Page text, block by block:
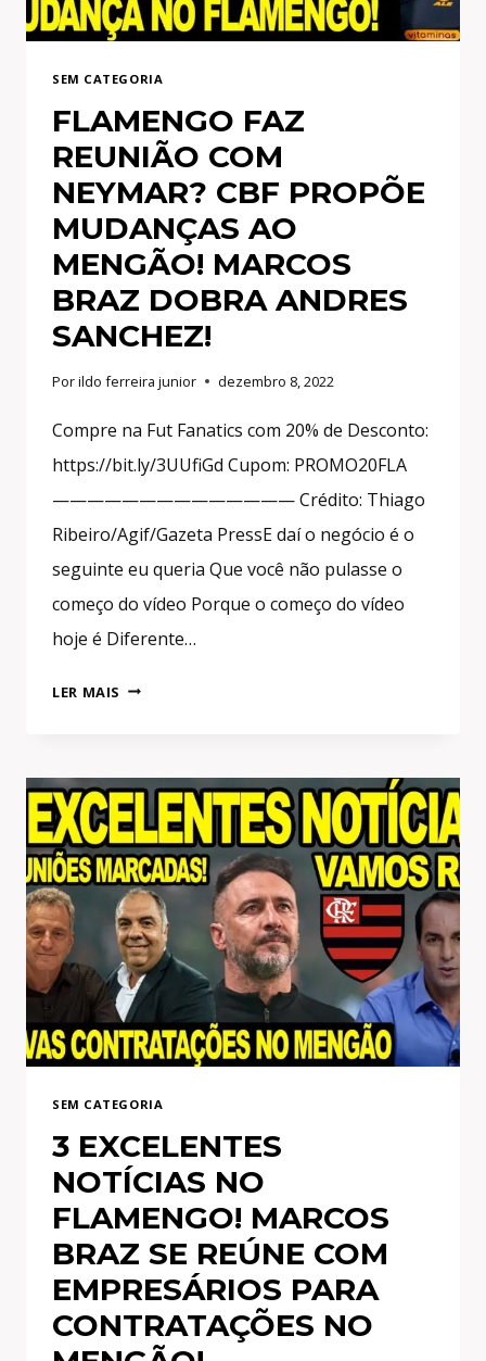
TODO
MUNDO!
SEM CATEGORIA
FLAMENGO FAZ
REUNIÃO COM
NEYMAR? CBF PROPÕE
MUDANÇAS AO
MENGÃO! MARCOS
BRAZ DOBRA ANDRES
SANCHEZ!
Porildo ferreira junior dezembro 8, 2022
Compre na Fut Fanatics com 20% de Desconto:
https://bit.ly/3UUfiGd Cupom: PROMO20FLA
—————————————— Crédito: Thiago
Ribeiro/Agif/Gazeta PressE daí o negócio é o
seguinte eu queria Que você não pulasse o
começo do vídeo Porque o começo do vídeo
hoje é Diferente…
LER MAIS FLAMENGO
NEYMAR?
CBF
PROPÕE
MUDANÇAS
AO
MENGÃO!
MARCOS
BRAZ
DOBRA
ANDRES
SANCHEZ!
SEM CATEGORIA
3 EXCELENTES
NOTÍCIAS NO
FLAMENGO! MARCOS
BRAZ SE REÚNE COM
EMPRESÁRIOS PARA
CONTRATAÇÕES NO